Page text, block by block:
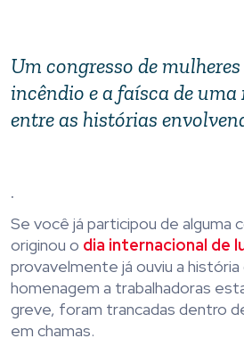
Um congresso de
incêndio e a faísca de
entre as histórias
.
Se você já participou de alguma
originou o dia internacional de
provavelmente já ouviu a história
homenagem a trabalhadoras
greve, foram trancadas dentro
em chamas.